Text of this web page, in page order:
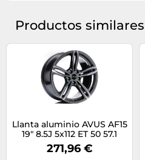
Productos similares
Llanta aluminio AVUS AF15
19" 8.5J 5x112 ET 50 57.1
ANTRACITE DIAMANTATO
271,96 €